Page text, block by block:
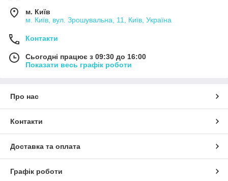
м. Київ
м. Київ, вул. Зрошувальна, 11, Київ, Україна
Контакти
Сьогодні працює з 09:30 до 16:00
Показати весь графік роботи
Про нас
Контакти
Доставка та оплата
Графік роботи